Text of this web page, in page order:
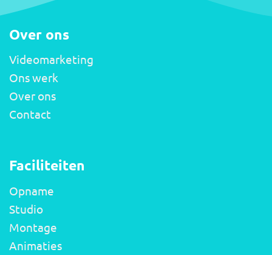
Over ons
Videomarketing
Ons werk
Over ons
Contact
Faciliteiten
Opname
Studio
Montage
Animaties